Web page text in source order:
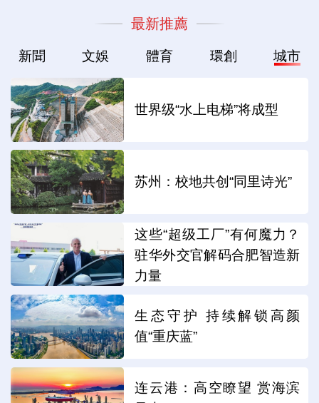
最新推薦
新聞 文娛 體育 環創 城市
世界级“水上电梯”将成型
苏州：校地共创“同里诗光”
这些“超级工厂”有何魔力？
驻华外交官解码合肥智造新
力量
生态守护 持续解锁高颜
值“重庆蓝”
连云港：高空瞭望 赏海滨